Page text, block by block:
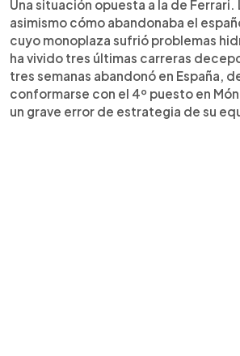
Una situación opuesta a la de Ferrari.
asimismo cómo abandonaba el
cuyo monoplaza sufrió problemas
ha vivido tres últimas carreras
tres semanas abandonó en España,
conformarse con el 4º puesto en
un grave error de estrategia de su